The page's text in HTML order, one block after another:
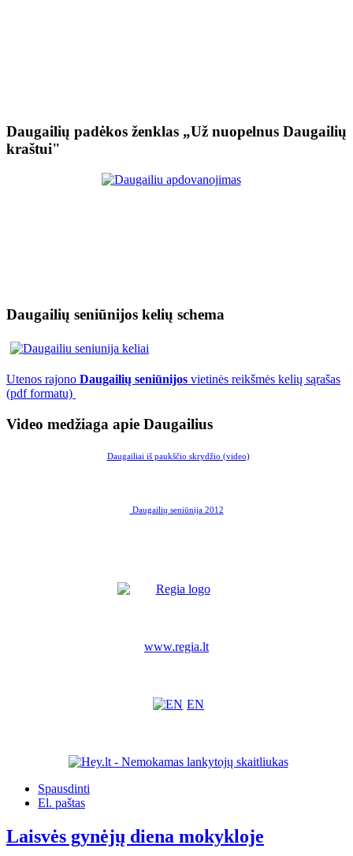
Daugailių padėkos ženklas „Už nuopelnus Daugailių
kraštui"
Daugailių seniūnijos kelių schema
Utenos rajono Daugailių seniūnijos vietinės reikšmės kelių sąrašas
(pdf formatu)
Video medžiaga apie Daugailius
Daugailiai iš paukščio skrydžio (video)
Daugailių seniūnija 2012
www.regia.lt
EN
Spausdinti
El. paštas
Laisvės gynėjų diena mokykloje